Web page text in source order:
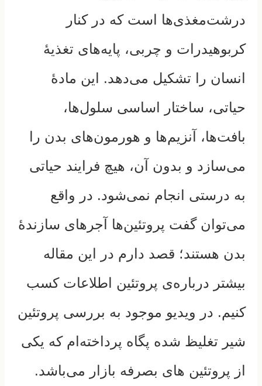
درشت‌مغذی‌ها است که در کنار
کربوهیدرات و چربی، پایه‌های تغذیهٔ
انسان را تشکیل می‌دهد. این مادهٔ
حیاتی، ساختار اساسی سلول‌ها،
بافت‌ها، آنزیم‌ها و هورمون‌های بدن را
می‌سازد و بدون آن، هیچ فرایند حیاتی
به درستی انجام نمی‌شود. در واقع
می‌توان گفت پروتئین‌ها آجرهای سازندهٔ
بدن هستند؛ قصد دارم در این مقاله
بیشتر درباره‌ی پروتئین اطلاعات کسب
کنیم. در ویدیو موجود به بررسی پروتئین
شیر تغلیظ شده پگاه پرداخته‌ام که یکی
از پروتئین های بصرفه بازار می‌باشد.